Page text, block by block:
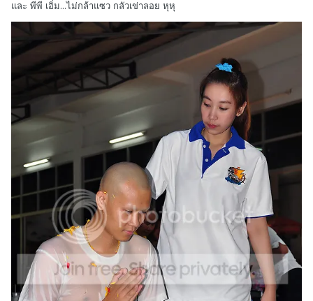
และ พีพี เอิ่ม...ไม่กล้าแซว กลัวเข่าลอย หุหุ